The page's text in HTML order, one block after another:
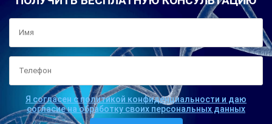
Я согласен с политикой конфиденциальности и даю
согласие на обработку своих персональных данных